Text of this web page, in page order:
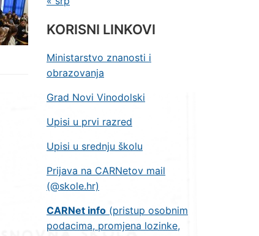
KORISNI LINKOVI
Ministarstvo znanosti i
obrazovanja
Grad Novi Vinodolski
Upisi u prvi razred
Upisi u srednju školu
Prijava na CARNetov mail
(@skole.hr)
CARNet info (pristup osobnim
podacima, promjena lozinke,